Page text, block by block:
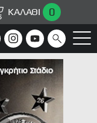
ΚΑΛΑΘΙ 0